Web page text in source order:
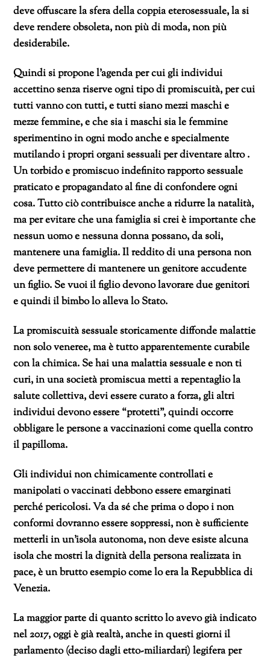
deve offuscare la sfera della coppia eterosessuale, la si
deve rendere obsoleta, non più di moda, non più
desiderabile.
Quindi si propone l’agenda per cui gli individui
accettino senza riserve ogni tipo di promiscuità, per cui
tutti vanno con tutti, e tutti siano mezzi maschi e
mezze femmine, e che sia i maschi sia le femmine
sperimentino in ogni modo anche e specialmente
mutilando i propri organi sessuali per diventare altro .
Un torbido e promiscuo indefinito rapporto sessuale
praticato e propagandato al fine di confondere ogni
cosa. Tutto ciò contribuisce anche a ridurre la natalità,
ma per evitare che una famiglia si crei è importante che
nessun uomo e nessuna donna possano, da soli,
mantenere una famiglia. Il reddito di una persona non
deve permettere di mantenere un genitore accudente
un figlio. Se vuoi il figlio devono lavorare due genitori
e quindi il bimbo lo alleva lo Stato.
La promiscuità sessuale storicamente diffonde malattie
non solo veneree, ma è tutto apparentemente curabile
con la chimica. Se hai una malattia sessuale e non ti
curi, in una società promiscua metti a repentaglio la
salute collettiva, devi essere curato a forza, gli altri
individui devono essere “protetti”, quindi occorre
obbligare le persone a vaccinazioni come quella contro
il papilloma.
Gli individui non chimicamente controllati e
manipolati o vaccinati debbono essere emarginati
perché pericolosi. Va da sé che prima o dopo i non
conformi dovranno essere soppressi, non è sufficiente
metterli in un’isola autonoma, non deve esiste alcuna
isola che mostri la dignità della persona realizzata in
pace, è un brutto esempio come lo era la Repubblica di
Venezia.
La maggior parte di quanto scritto lo avevo già indicato
nel 2017, oggi è già realtà, anche in questi giorni il
parlamento (deciso dagli etto-miliardari) legifera per